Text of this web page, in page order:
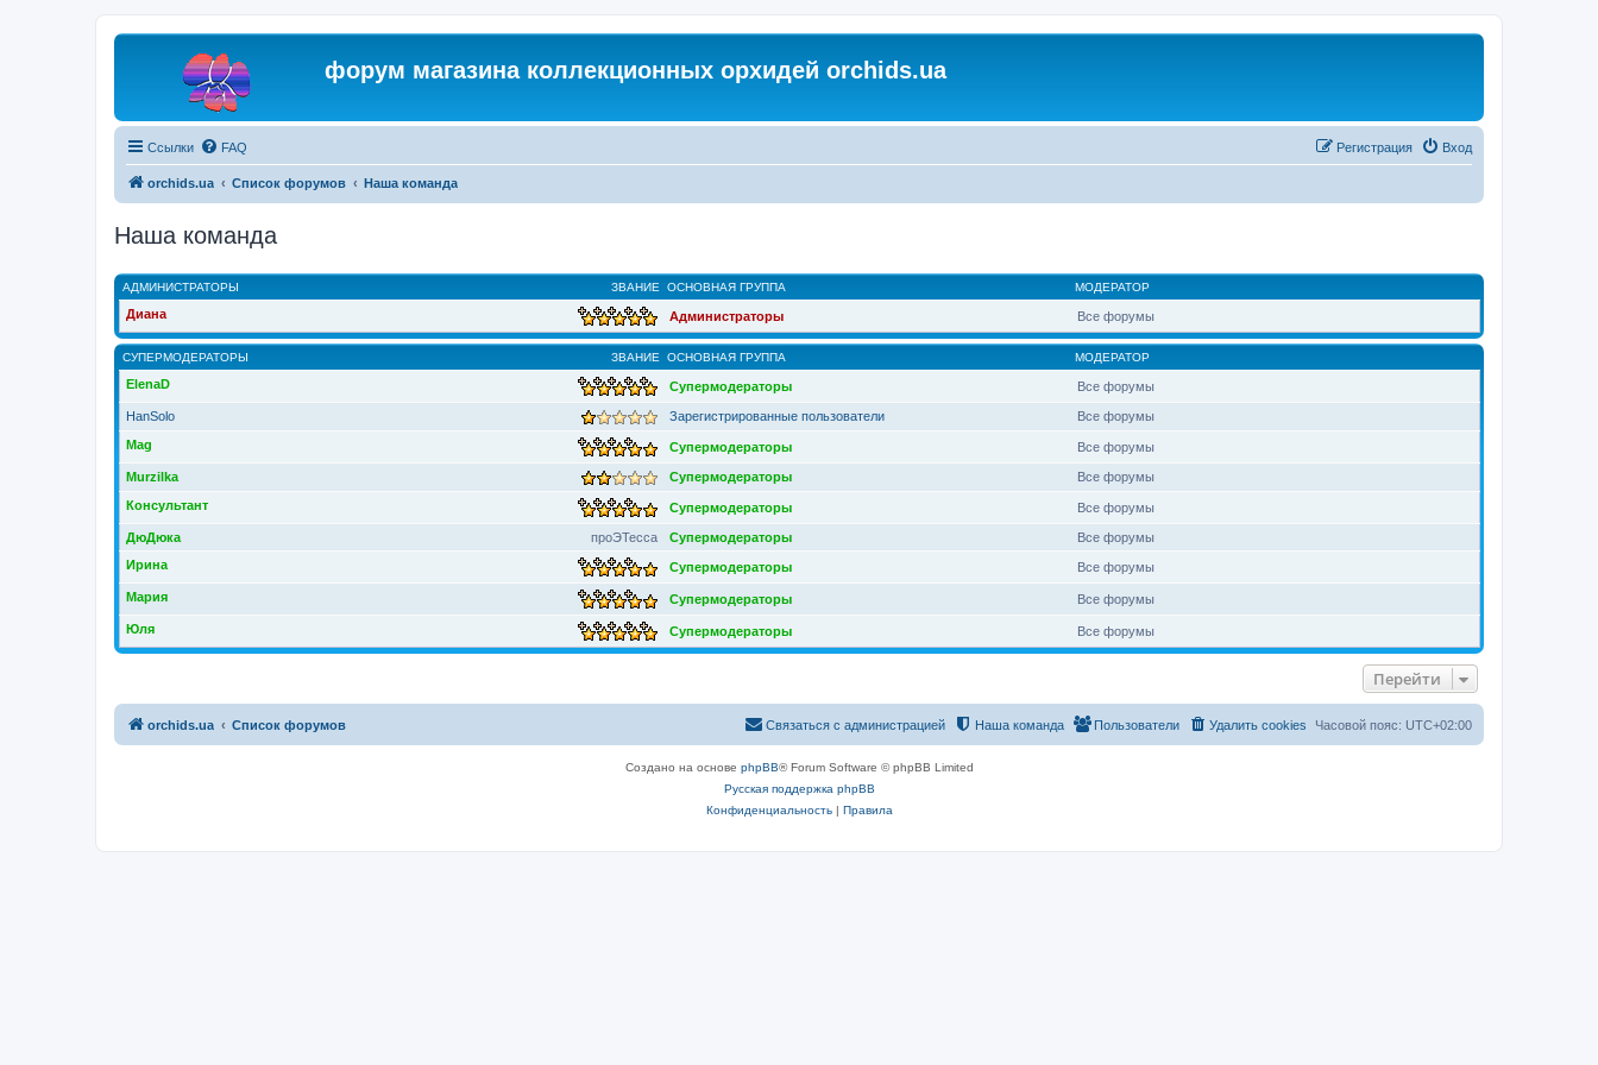
форум магазина коллекционных орхидей orchids.ua
Ссылки FAQ Вход
Регистрация
orchids.ua Список форумов Наша команда
Наша команда
ЗВАНИЕ
АДМИНИСТРАТОРЫ ОСНОВНАЯ ГРУППА МОДЕРАТОР
Диана Администраторы Все форумы
ЗВАНИЕ
СУПЕРМОДЕРАТОРЫ ОСНОВНАЯ ГРУППА МОДЕРАТОР
ElenaD Супермодераторы Все форумы
HanSolo Зарегистрированные пользователи
Все форумы
Mag
Супермодераторы Все форумы
Murzilka Супермодераторы
Все форумы
Консультант
Супермодераторы Все форумы
проЭТесса
ДюДюка Супермодераторы
Все форумы
Ирина
Супермодераторы Все форумы
Мария Супермодераторы Все форумы
Юля Супермодераторы Все форумы
Перейти
orchids.ua Список форумов Часовой пояс: UTC+02:00
Удалить cookies
Пользователи
Наша команда
Связаться с администрацией
Создано на основе phpBB® Forum Software © phpBB Limited
Русская поддержка phpBB
Конфиденциальность| Правила